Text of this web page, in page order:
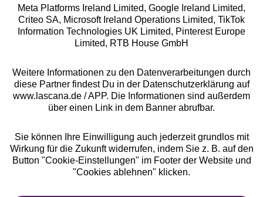
Alle Preise inkl. MwSt., zzgl.
Versandkosten
** Bonität vorausgesetzt, berechtigt zur Bonitätsprüfung
Meta Platforms Ireland Limited, Google Ireland Limited,
Criteo SA, Microsoft Ireland Operations Limited, TikTok
Information Technologies UK Limited, Pinterest Europe
Limited, RTB House GmbH
Weitere Informationen zu den Datenverarbeitungen durch
diese Partner findest Du in der Datenschutzerklärung auf
www.lascana.de / APP. Die Informationen sind außerdem
über einen Link in dem Banner abrufbar.
Sie können Ihre Einwilligung auch jederzeit grundlos mit
Wirkung für die Zukunft widerrufen, indem Sie z. B. auf den
Button "Cookie-Einstellungen" im Footer der Website und
"Cookies ablehnen" klicken.